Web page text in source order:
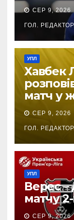
СЕР 9, 2026
ГОЛ.
УПЛ
Хавбек
матч у
СЕР 9, 2026
ГОЛ.
УПЛ
Верес
матчу
СЕР 9, 2026